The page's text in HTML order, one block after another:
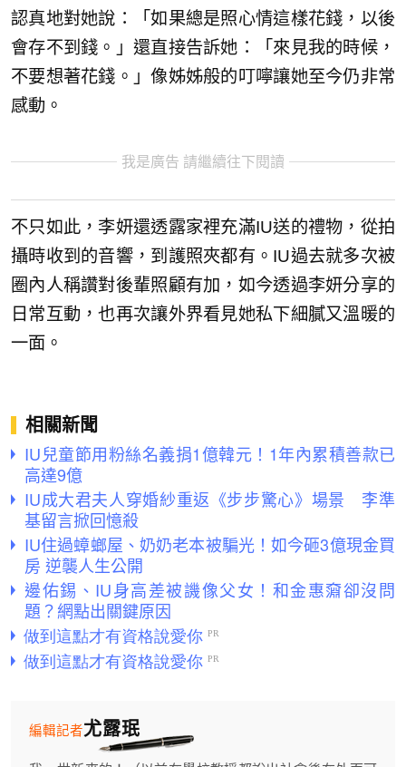
認真地對她說：「如果總是照心情這樣花錢，以後
會存不到錢。」還直接告訴她：「來見我的時候，
不要想著花錢。」像姊姊般的叮嚀讓她至今仍非常
感動。
我是廣告 請繼續往下閱讀
不只如此，李妍還透露家裡充滿IU送的禮物，從拍
攝時收到的音響，到護照夾都有。IU過去就多次被
圈內人稱讚對後輩照顧有加，如今透過李妍分享的
日常互動，也再次讓外界看見她私下細膩又溫暖的
一面。
相關新聞
IU兒童節用粉絲名義捐1億韓元！1年內累積善款已
高達9億
IU成大君夫人穿婚紗重返《步步驚心》場景 李準
基留言掀回憶殺
IU住過蟑螂屋、奶奶老本被騙光！如今砸3億現金買
房 逆襲人生公開
邊佑錫、IU身高差被譏像父女！和金惠奫卻沒問
題？網點出關鍵原因
尤露珉
編輯記者